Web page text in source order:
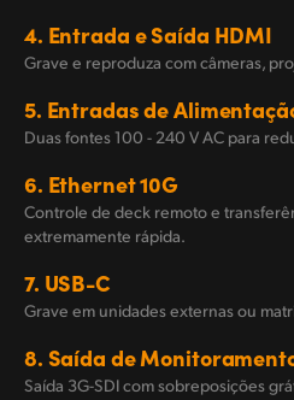
4. Entrada e Saída HDMI
Grave e reproduza com câmeras,
5. Entradas de
Duas fontes 100 - 240 V AC para
6. Ethernet 10G
Controle de deck remoto e
extremamente rápida.
7. USB-C
Grave em unidades externas ou
8. Saída de
Saída 3G-SDI com sobreposições